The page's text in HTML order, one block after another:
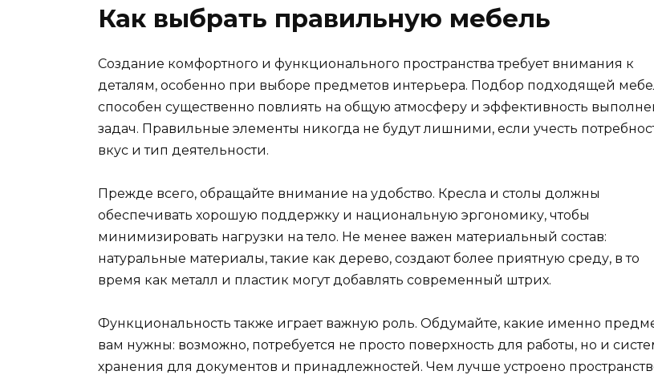
Как выбрать правильную мебель
Создание комфортного и функционального пространства требует внимания к
деталям, особенно при выборе предметов интерьера. Подбор подходящей
способен существенно повлиять на общую атмосферу и эффективность
задач. Правильные элементы никогда не будут лишними, если учесть
вкус и тип деятельности.
Прежде всего, обращайте внимание на удобство. Кресла и столы должны
обеспечивать хорошую поддержку и национальную эргономику, чтобы
минимизировать нагрузки на тело. Не менее важен материальный состав:
натуральные материалы, такие как дерево, создают более приятную среду, в то
время как металл и пластик могут добавлять современный штрих.
Функциональность также играет важную роль. Обдумайте, какие именно
вам нужны: возможно, потребуется не просто поверхность для работы, но и
хранения для документов и принадлежностей. Чем лучше устроено